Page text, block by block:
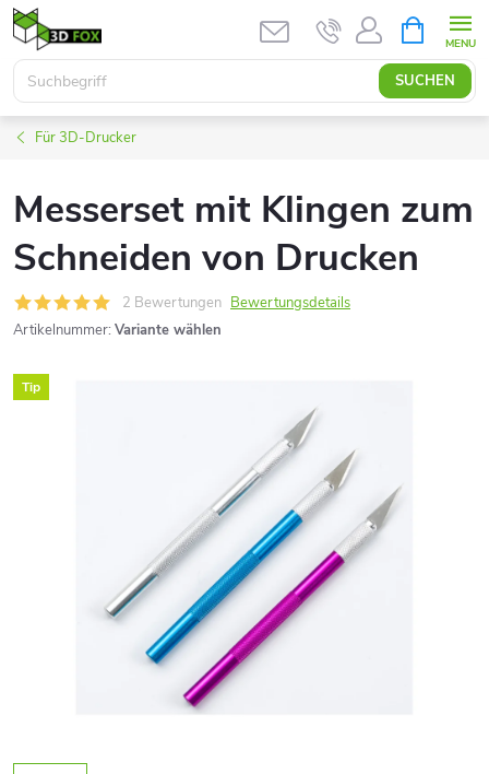
Zum
Inhalt
springen
SUCHEN
Für 3D-Drucker
Messerset mit Klingen zum
Schneiden von Drucken
2 Bewertungen Bewertungsdetails
Artikelnummer: Variante wählen
Tip